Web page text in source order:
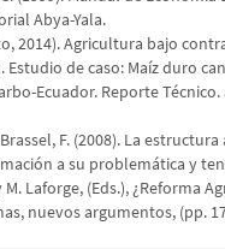
Abya-Yala.
2014). Agricultura bajo
de caso: Maíz duro
Ecuador. Reporte Técnico.
F. (2008). La
a su problemática y
M. Laforge, (Eds.), ¿Reforma
nuevos argumentos, (pp.